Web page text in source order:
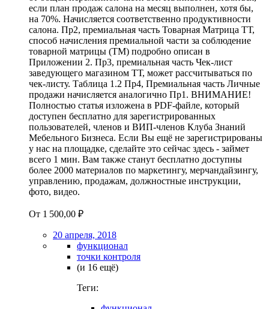
если план продаж салона на месяц выполнен, хотя бы,
на 70%. Начисляется соответственно продуктивности
салона. Пр2, премиальная часть Товарная Матрица ТТ,
способ начисления премиальной части за соблюдение
товарной матрицы (ТМ) подробно описан в
Приложении 2. Пр3, премиальная часть Чек-лист
заведующего магазином ТТ, может рассчитываться по
чек-листу. Таблица 1.2 Пр4, Премиальная часть Личные
продажи начисляется аналогично Пр1. ВНИМАНИЕ!
Полностью статья изложена в PDF-файле, который
доступен бесплатно для зарегистрированных
пользователей, членов и ВИП-членов Клуба Знаний
Мебельного Бизнеса. Если Вы ещё не зарегистрированы
у нас на площадке, сделайте это сейчас здесь - займет
всего 1 мин. Вам также станут бесплатно доступны
более 2000 материалов по маркетингу, мерчандайзингу,
управлению, продажам, должностные инструкции,
фото, видео.
От 1 500,00 ₽
20 апреля, 2018
функционал
точки контроля
(и 16 ещё)
Теги: